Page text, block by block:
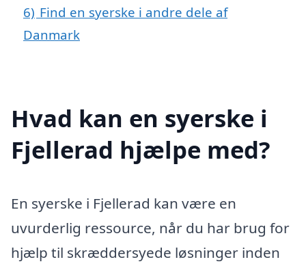
6) Find en syerske i andre dele af
Danmark
Hvad kan en syerske i
Fjellerad hjælpe med?
En syerske i Fjellerad kan være en
uvurderlig ressource, når du har brug for
hjælp til skræddersyede løsninger inden